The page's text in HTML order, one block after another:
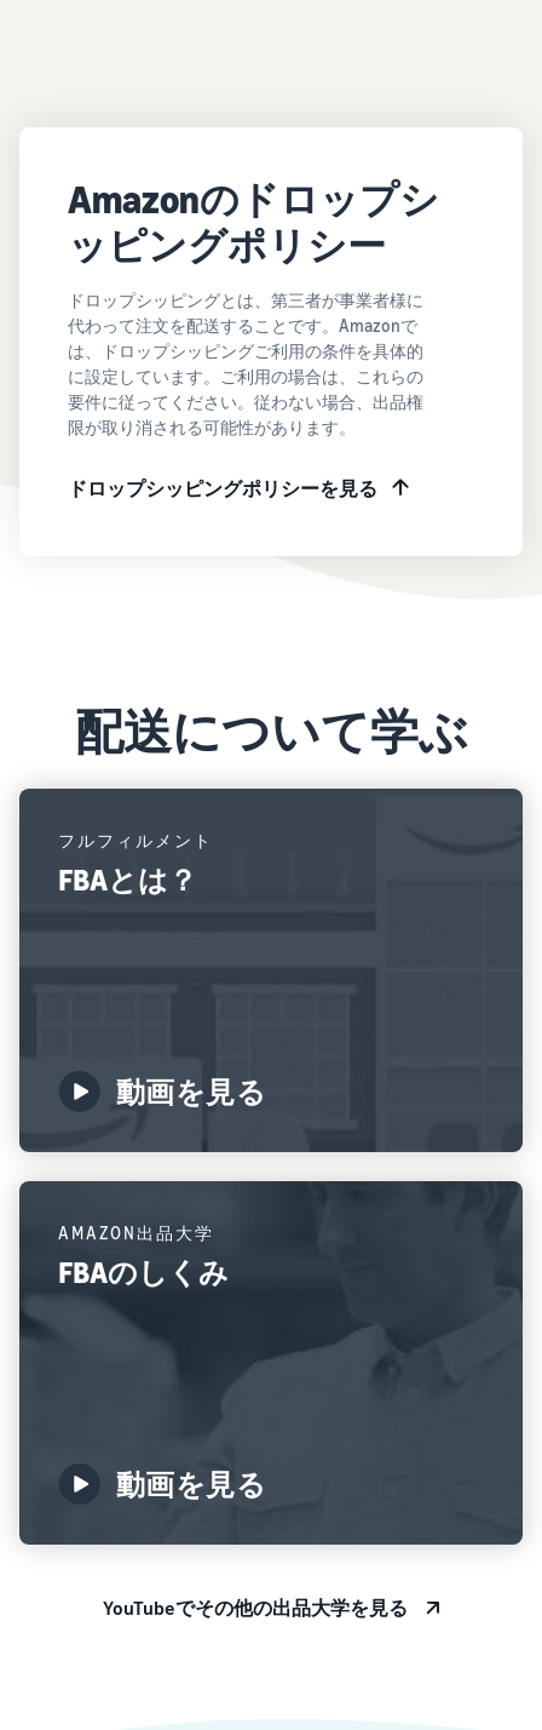
Amazonのドロップシ
ッピングポリシー
ドロップシッピングとは、第三者が事業者様に
代わって注文を配送することです。Amazonで
は、ドロップシッピングご利用の条件を具体的
に設定しています。ご利用の場合は、これらの
要件に従ってください。従わない場合、出品権
限が取り消される可能性があります。
ドロップシッピングポリシーを見る
配送について学ぶ
フルフィルメント
FBAとは？
動画を見る
AMAZON出品大学
FBAのしくみ
動画を見る
YouTubeでその他の出品大学を見る